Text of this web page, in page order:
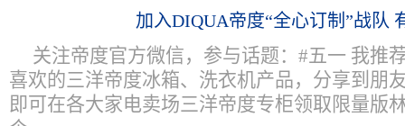
加入DIQUA帝度“全心订制”战队
关注帝度官方微信，参与话题：#五一 我推
喜欢的三洋帝度冰箱、洗衣机产品，分享到朋
即可在各大家电卖场三洋帝度专柜领取限量版